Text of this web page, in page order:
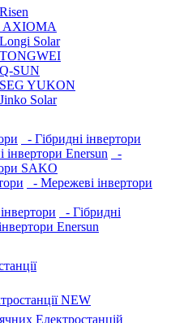
AXIOMA
Solar
TONGWEI
SUN
SEG YUKON
Solar
- Гібридні інвертори
інвертори Enersun
-
SAKO
- Мережеві інвертори
- Гібридні
Enersun
NEW
Електростанцій